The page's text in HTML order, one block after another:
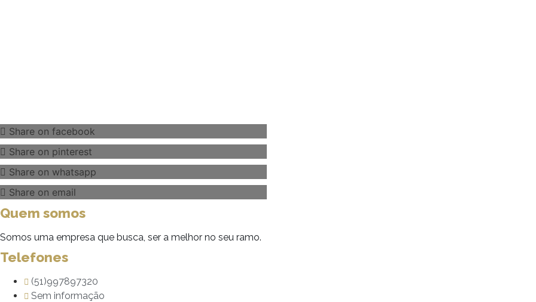
Share on facebook
Share on pinterest
Share on whatsapp
Share on email
Quem somos
Somos uma empresa que busca, ser a melhor no seu ramo.
Telefones
(51)997897320
Sem informação